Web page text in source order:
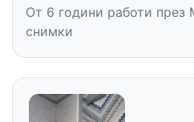
От 6 години работи през
снимки